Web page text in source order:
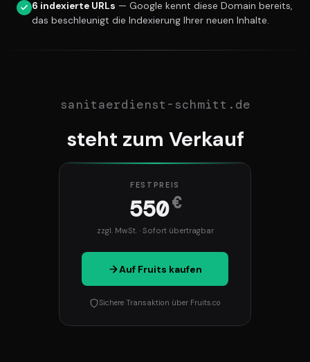
6 indexierte URLs — Google kennt diese Domain bereits,
das beschleunigt die Indexierung Ihrer neuen Inhalte.
sanitaerdienst-schmitt.de
steht zum Verkauf
FESTPREIS
550€
zzgl. MwSt. · Sofort übertragbar
Auf Fruits kaufen
Sichere Transaktion über Fruits.co